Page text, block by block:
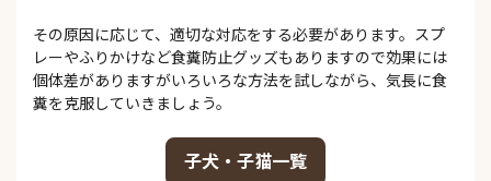
その原因に応じて、適切な対応をする必要があります。スプ
レーやふりかけなど食糞防止グッズもありますので効果には
個体差がありますがいろいろな方法を試しながら、気長に食
糞を克服していきましょう。
子犬・子猫一覧